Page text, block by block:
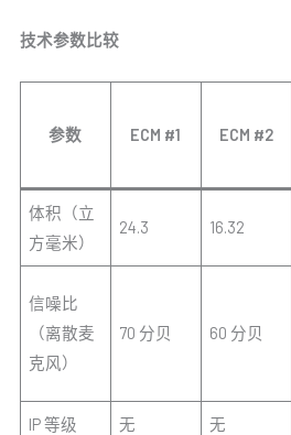
技术参数比较
参数 ECM #1 ECM #2
体积（立
方毫米）
24.3 16.32
信噪比
（离散麦
克风）
70 分贝 60 分贝
IP 等级 无 无